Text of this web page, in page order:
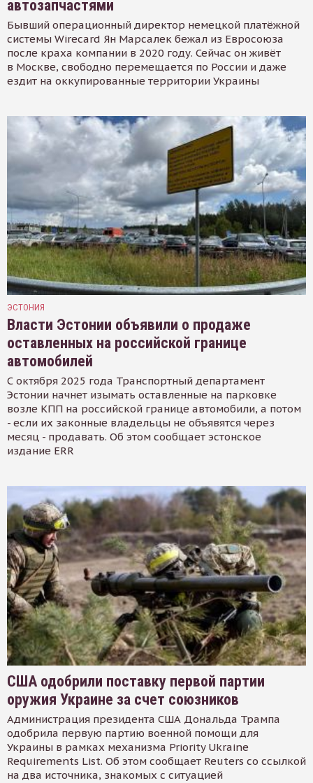
автозапчастями
Бывший операционный директор немецкой платёжной
системы Wirecard Ян Марсалек бежал из Евросоюза
после краха компании в 2020 году. Сейчас он живёт
в Москве, свободно перемещается по России и даже
ездит на оккупированные территории Украины
ЭСТОНИЯ
Власти Эстонии объявили о продаже
оставленных на российской границе
автомобилей
С октября 2025 года Транспортный департамент
Эстонии начнет изымать оставленные на парковке
возле КПП на российской границе автомобили, а потом
- если их законные владельцы не объявятся через
месяц - продавать. Об этом сообщает эстонское
издание ERR
США одобрили поставку первой партии
оружия Украине за счет союзников
Администрация президента США Дональда Трампа
одобрила первую партию военной помощи для
Украины в рамках механизма Priority Ukraine
Requirements List. Об этом сообщает Reuters со ссылкой
на два источника, знакомых с ситуацией